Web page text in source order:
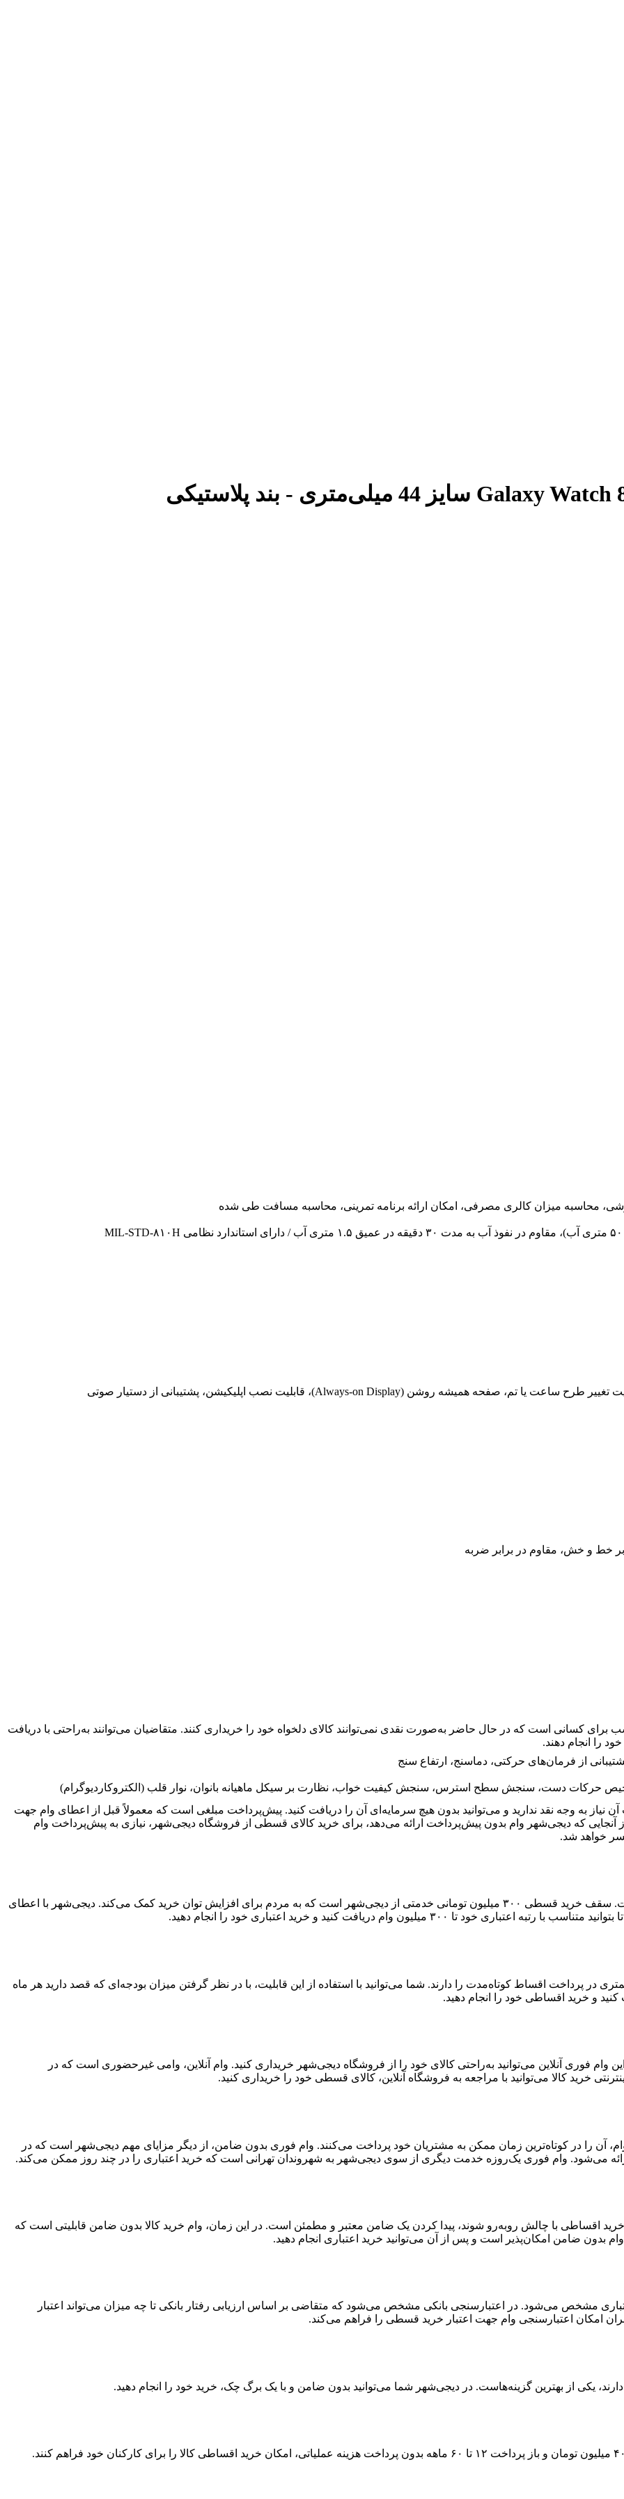
محاسبه میزان کالری مصرفی، امکان ارائه برنامه تمرینی، محاسبه مسافت طی شده
خط و خش، مقاوم در برابر ضربه
از فرمان‌های حرکتی، دماسنج، ارتفاع سنج
دست، سنجش سطح استرس، سنجش کیفیت خواب، نظارت بر سیکل ماهیانه بانوان، نوار قلب (الکتروکاردیوگرام)
کسانی است که در حال حاضر به‌صورت نقدی نمی‌توانند کالای دلخواه خود را خریداری کنند. متقاضیان می‌توانند به‌راحتی با دریافت
را انجام دهند.
آن نیاز به وجه نقد ندارید و می‌توانید بدون هیچ سرمایه‌ای آن را دریافت کنید. پیش‌پرداخت مبلغی است که معمولاً قبل از اعطای وام جهت
که دیجی‌شهر وام بدون پیش‌پرداخت ارائه می‌دهد، برای خرید کالای قسطی از فروشگاه دیجی‌شهر، نیازی به پیش‌پرداخت وام
خواهد شد.
سقف دریافت وام کالا در دیجی‌شهر بالاترین سقف وام در بین رقباست. سقف خرید قسطی ۳۰۰ میلیون تومانی خدمتی از دیجی‌شهر است که به مردم برای افزایش توان خرید کمک می‌کند. دیجی‌شهر با اعطای
میلیون وام دریافت کنید و خرید اعتباری خود را انجام دهید.
که توانایی کمتری در پرداخت اقساط کوتاه‌مدت را دارند. شما می‌توانید با استفاده از این قابلیت، با در نظر گرفتن میزان بودجه‌ای که قصد دارید هر ماه
فوری آنلاین می‌توانید به‌راحتی کالای خود را از فروشگاه دیجی‌شهر خریداری کنید. وام آنلاین، وامی غیرحضوری است که در
خرید کالا می‌توانید با مراجعه به فروشگاه آنلاین، کالای قسطی خود را خریداری کنید.
آن را در کوتاه‌ترین زمان ممکن به مشتریان خود پرداخت می‌کنند. وام فوری بدون ضامن، از دیگر مزایای مهم دیجی‌شهر است که در
می‌شود. وام فوری یک‌روزه خدمت دیگری از سوی دیجی‌شهر به شهروندان تهرانی است که خرید اعتباری را در چند روز ممکن می‌کند.
اقساطی با چالش روبه‌رو شوند، پیدا کردن یک ضامن معتبر و مطمئن است. در این زمان، وام خرید کالا بدون ضامن قابلیتی است که
بدون ضامن امکان‌پذیر است و پس از آن می‌توانید خرید اعتباری انجام دهید.
مشخص می‌شود. در اعتبارسنجی بانکی مشخص می‌شود که متقاضی بر اساس ارزیابی رفتار بانکی تا چه میزان می‌تواند اعتبار
امکان اعتبارسنجی وام جهت اعتبار خرید قسطی را فراهم می‌کند.
یکی از بهترین گزینه‌هاست. در دیجی‌شهر شما می‌توانید بدون ضامن و با یک برگ چک، خرید خود را انجام دهید.
میلیون تومان و باز پرداخت ۱۲ تا ۶۰ ماهه بدون پرداخت هزینه عملیاتی، امکان خرید اقساطی کالا را برای کارکنان خود فراهم کنند.